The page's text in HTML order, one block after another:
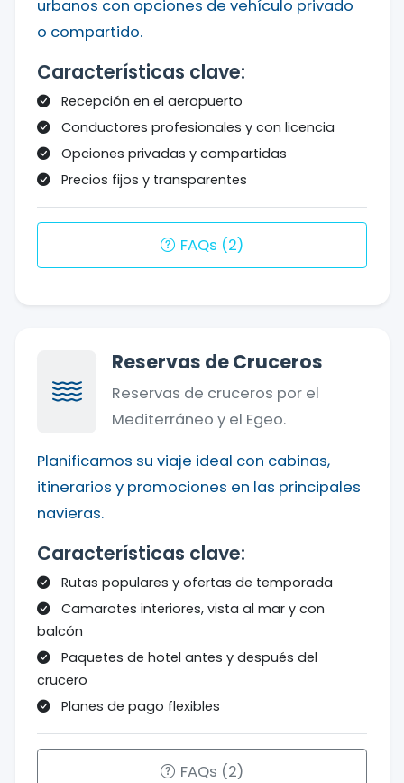
urbanos con opciones de vehículo privado
o compartido.
Características clave:
Recepción en el aeropuerto
Conductores profesionales y con licencia
Opciones privadas y compartidas
Precios fijos y transparentes
FAQs (2)
Reservas de Cruceros
Reservas de cruceros por el
Mediterráneo y el Egeo.
Planificamos su viaje ideal con cabinas,
itinerarios y promociones en las principales
navieras.
Características clave:
Rutas populares y ofertas de temporada
Camarotes interiores, vista al mar y con
balcón
Paquetes de hotel antes y después del
crucero
Planes de pago flexibles
FAQs (2)